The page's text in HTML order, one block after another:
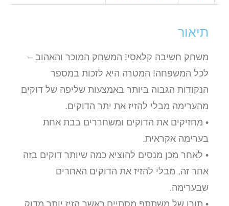
תיאור
משחק חשיבה קלאסי! המשחק המוכר והאהוב –
לכל המשפחה! המטרה היא לזכות במספר
הנקודות הגבוה ביותר באמצעות שליפה של דוקים
מהערימה מבלי להזיז את יתר הדוקים.
• מחזיקים את הדוקים ומשחררים בבת אחת
בערימה אקראית.
• לאחר מכן מנסים להוציא כמה שיותר דוקים בזה
אחר זה, מבלי להזיז את הדוקים האחרים
שבערימה.